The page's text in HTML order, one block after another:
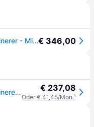
Fellowes AutoMax 100M - Vorzerkleinerer - Mini-Cut€ 346,00
Fellowes AutoMax 100M - Vorzerkleinerer - Mini-Cut - 4 x 10 mm - P-4, T-4 (4629201) € 237,08
Oder € 41,45/Mon.¹